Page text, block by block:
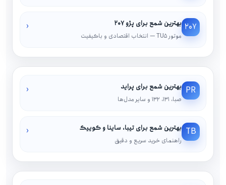
207 بهترین شمع برای پژو ۲۰۷
موتور TU5 — انتخاب اقتصادی و باکیفیت
‹
PR بهترین شمع برای پراید
صبا، ۱۳۱، ۱۳۲ و سایر مدل‌ها
‹
TB بهترین شمع برای تیبا، ساینا و کوییک
راهنمای خرید سریع و دقیق
‹